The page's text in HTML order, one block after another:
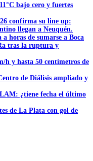
bajo cero y fuertes
confirma su line up:
llegan a Neuquén.
horas de sumarse a Boca
tras la ruptura y
h y hasta 50 centímetros de
de Diálisis ampliado y
¿tiene fecha el último
de La Plata con gol de